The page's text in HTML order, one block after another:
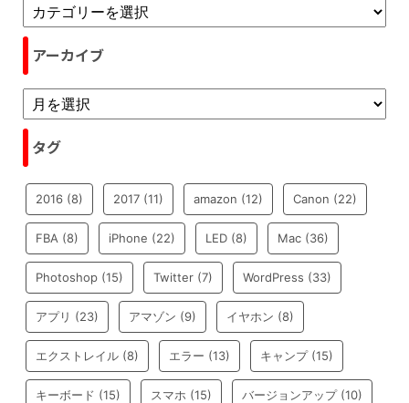
アーカイブ
タグ
2016 (8) 2017 (11) amazon (12) Canon (22)
FBA (8) iPhone (22) LED (8) Mac (36)
Photoshop (15) Twitter (7) WordPress (33)
アプリ (23) アマゾン (9) イヤホン (8)
エクストレイル (8) エラー (13) キャンプ(15)
キーボード (15) スマホ (15) バージョンアップ(10)